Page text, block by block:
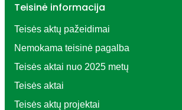
Teisinė informacija
Teisės aktų pažeidimai
Nemokama teisinė pagalba
Teisės aktai nuo 2025 metų
Teisės aktai
Teisės aktų projektai